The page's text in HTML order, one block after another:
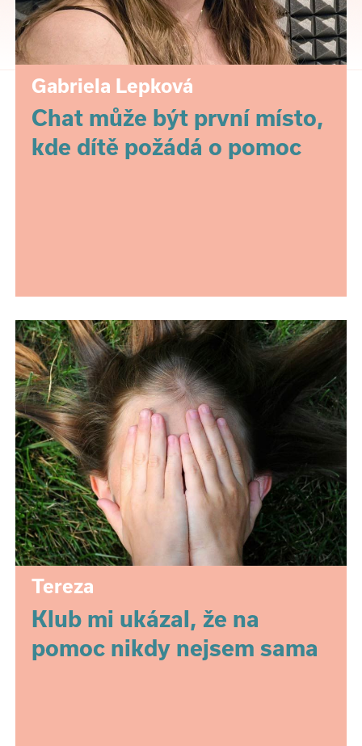
Gabriela Lepková
Chat může být první místo,
kde dítě požádá o pomoc
Tereza
Klub mi ukázal, že na
pomoc nikdy nejsem sama